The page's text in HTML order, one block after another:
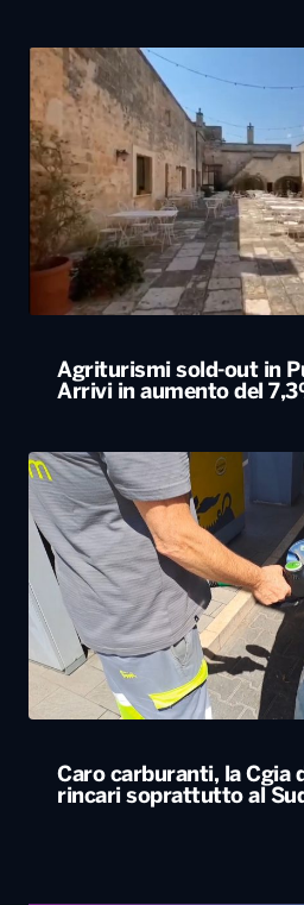
Agriturismi sold-out in
Arrivi in aumento del
Caro carburanti, la Cgia
rincari soprattutto al